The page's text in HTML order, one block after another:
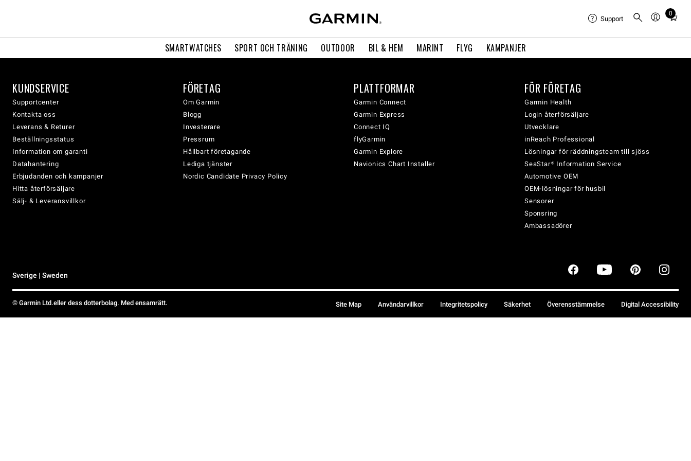
SMARTWATCHES SPORT OCH TRÄNING OUTDOOR BIL & HEM MARINT FLYG KAMPANJER
Support
0
Total
cart:
KUNDSERVICE
Supportcenter
Kontakta oss
Leverans & Returer
Beställningsstatus
Information om garanti
Datahantering
Erbjudanden och kampanjer
Hitta återförsäljare
Sälj- & Leveransvillkor
FÖRETAG
Om Garmin
Blogg
Investerare
Pressrum
Hållbart företagande
Lediga tjänster
Nordic Candidate Privacy Policy
PLATTFORMAR
Garmin Connect
Garmin Express
Connect IQ
flyGarmin
Garmin Explore
Navionics Chart Installer
FÖR FÖRETAG
Garmin Health
Login återförsäljare
Utvecklare
inReach Professional
Lösningar för räddningsteam till sjöss
SeaStar® Information Service
Automotive OEM
OEM-lösningar för husbil
Sensorer
Sponsring
Ambassadörer
Sverige | Sweden
© Garmin Ltd.eller dess dotterbolag. Med ensamrätt. Site Map Användarvillkor Integritetspolicy Säkerhet Överensstämmelse Digital Accessibility